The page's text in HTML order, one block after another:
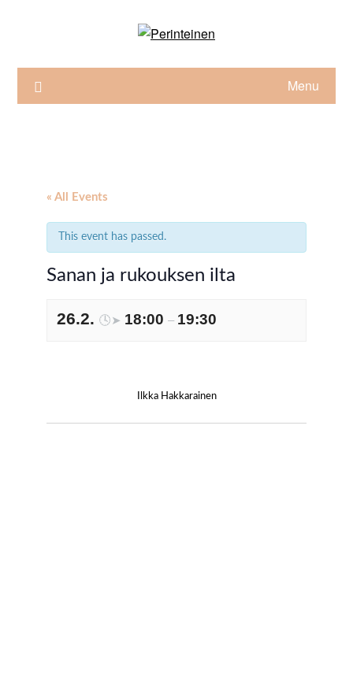
Menu
« All Events
This event has passed.
Sanan ja rukouksen ilta
26.2. 🕓➤ 18:00 – 19:30
Ilkka Hakkarainen